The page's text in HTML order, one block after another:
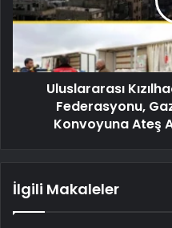
Uluslararası
Federasyonu,
Konvoyuna Ateş
İlgili Makaleler